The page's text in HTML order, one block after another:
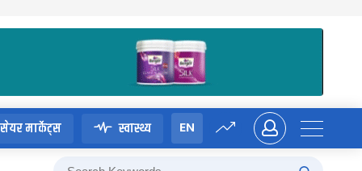
सेयर मार्केट्स स्वास्थ्य EN